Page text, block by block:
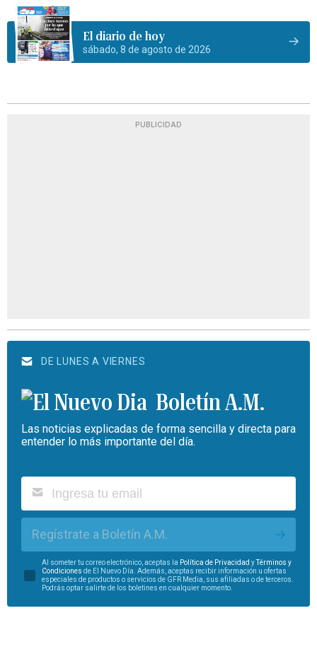
El diario de hoy
sábado, 8 de agosto de 2026
PUBLICIDAD
DE LUNES A VIERNES
Boletín A.M.
Las noticias explicadas de forma sencilla y directa para
entender lo más importante del día.
Regístrate a Boletín A.M.
Al someter tu correo electrónico, aceptas la Política de Privacidad y
Términos y
Condiciones de El Nuevo Día. Además, aceptas recibir información u ofertas
especiales de productos o servicios de GFR Media, sus afiliadas o de terceros.
Podrás optar salirte de los boletines en cualquier momento.